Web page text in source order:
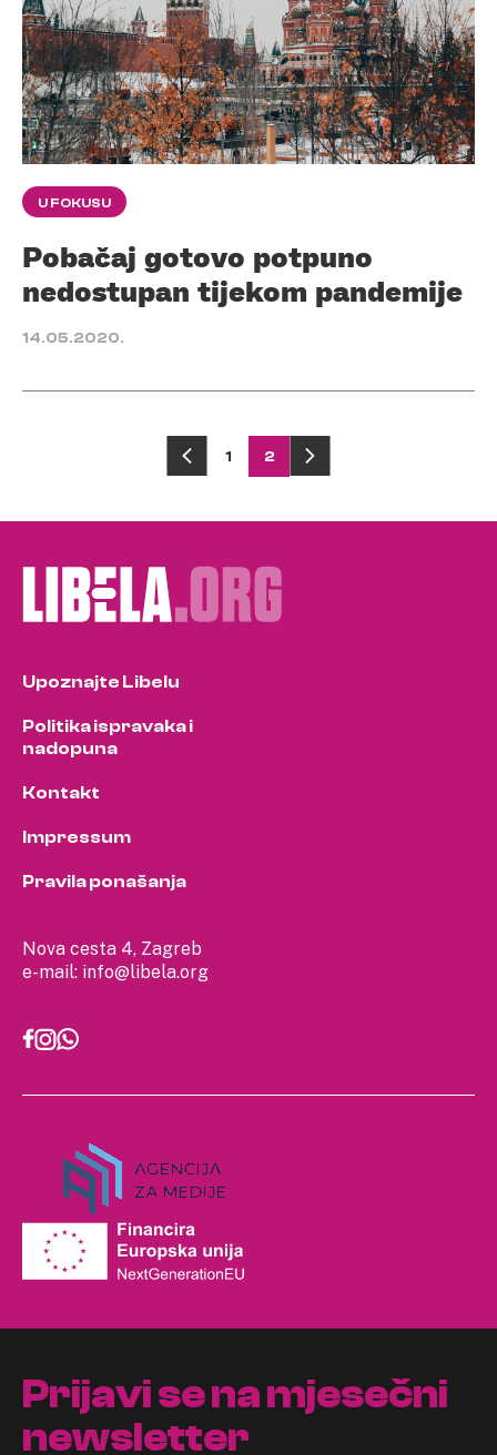
U FOKUSU
Pobačaj gotovo potpuno
nedostupan tijekom pandemije
14.05.2020.
Posts
pagination
1 2
Nova cesta 4, Zagreb
e-mail: info@libela.org
Upoznajte Libelu
Politika ispravaka i
nadopuna
Kontakt
Impressum
Pravila ponašanja
Prijavi se na mjesečni
newsletter